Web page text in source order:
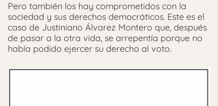
Pero también los hay comprometidos con la
sociedad y sus derechos democráticos. Este es el
caso de Justiniano Álvarez Montero que, después
de pasar a la otra vida, se arrepentía porque no
había podido ejercer su derecho al voto.